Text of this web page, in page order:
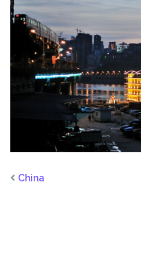
China